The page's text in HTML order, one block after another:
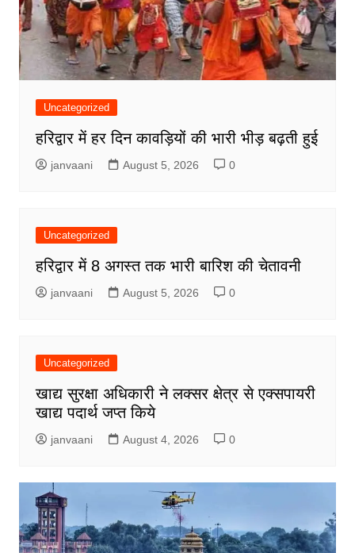
Uncategorized
हरिद्वार में हर दिन कावड़ियों की भारी भीड़ बढ़ती हुई
janvaani August 5, 2026 0
Uncategorized
हरिद्वार में 8 अगस्त तक भारी बारिश की चेतावनी
janvaani August 5, 2026 0
Uncategorized
खाद्य सुरक्षा अधिकारी ने लक्सर क्षेत्र से एक्सपायरी
खाद्य पदार्थ जप्त किये
janvaani August 4, 2026 0